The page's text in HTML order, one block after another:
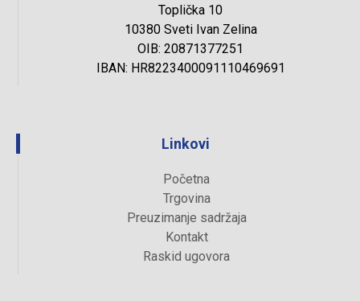
Toplička 10
10380 Sveti Ivan Zelina
OIB: 20871377251
IBAN: HR8223400091110469691
Linkovi
Početna
Trgovina
Preuzimanje sadržaja
Kontakt
Raskid ugovora